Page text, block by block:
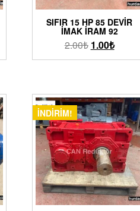
SIFIR 15 HP 85 DEVIR
İMAK İRAM 92
2.00₺ 1.00₺
İNDIRIM!